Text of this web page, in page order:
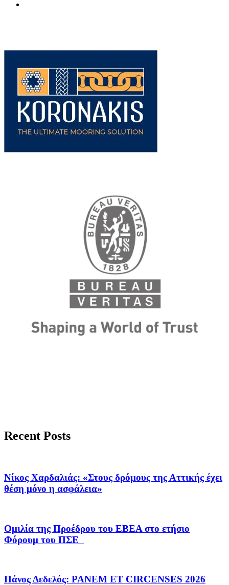
Recent Posts
Νίκος Χαρδαλιάς: «Στους δρόμους της Αττικής έχει
θέση μόνο η ασφάλεια»
Ομιλία της Προέδρου του ΕΒΕΑ στο ετήσιο
Φόρουμ του ΠΣΕ
Πάνος Δεδελός: PANEM ET CIRCENSES 2026